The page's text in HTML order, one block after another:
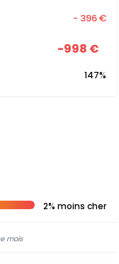
- 396 €
-998 €
147%
2% moins cher
mois